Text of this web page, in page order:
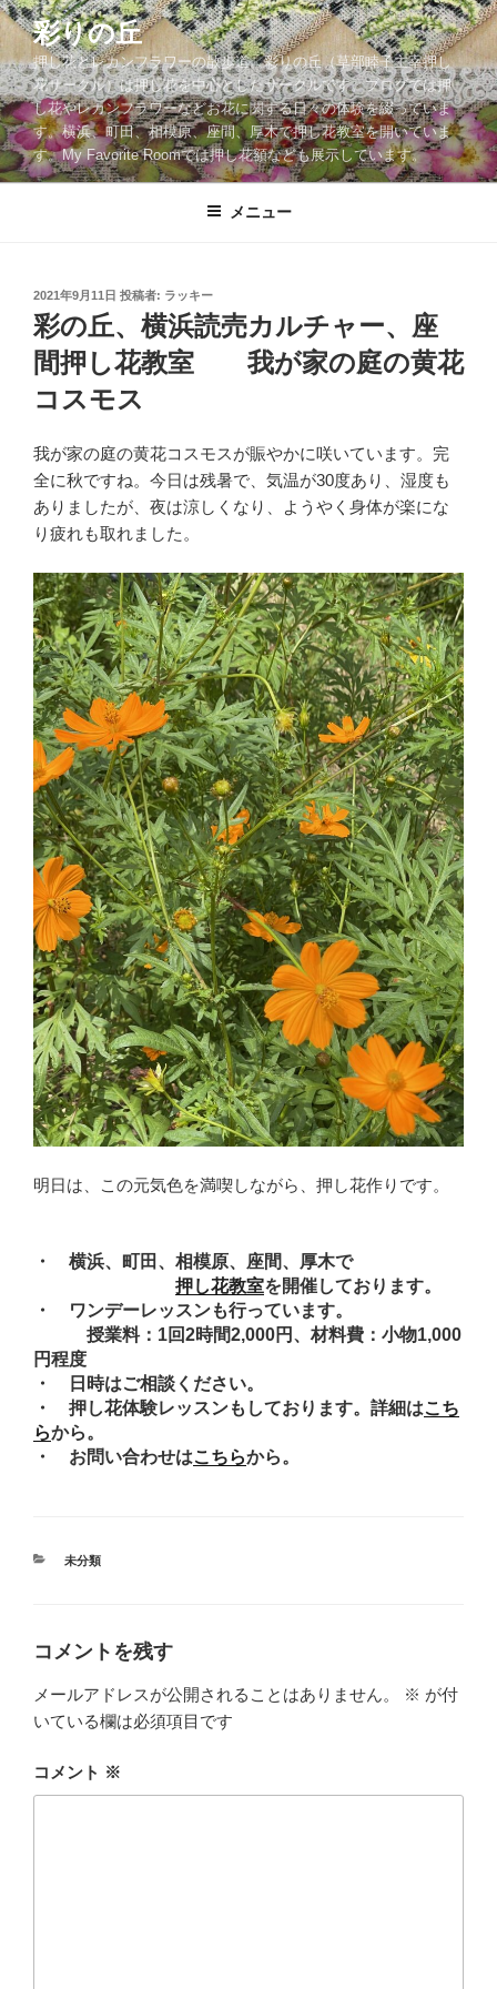
コ
ン
テ
ン
ツ
へ
ス
彩りの丘
押し花とレカンフラワーの散歩道。彩りの丘（草部睦子主宰押し
花サークル）は押し花を中心としたサークルです。ブログでは押
し花やレカンフラワーなどお花に関する日々の体験を綴っていま
す。横浜、町田、相模原、座間、厚木で押し花教室を開いていま
す。My Favorite Roomでは押し花額なども展示しています。
メニュー
投
稿
日:
2021年9月11日 投稿者: ラッキー
彩の丘、横浜読売カルチャー、座
間押し花教室 我が家の庭の黄花
コスモス
我が家の庭の黄花コスモスが賑やかに咲いています。完
全に秋ですね。今日は残暑で、気温が30度あり、湿度も
ありましたが、夜は涼しくなり、ようやく身体が楽にな
り疲れも取れました。
明日は、この元気色を満喫しながら、押し花作りです。
・ 横浜、町田、相模原、座間、厚木で
押し花教室を開催しております。
・ ワンデーレッスンも行っています。
授業料：1回2時間2,000円、材料費：小物1,000
円程度
・ 日時はご相談ください。
・ 押し花体験レッスンもしております。詳細はこち
らから。
・ お問い合わせはこちらから。
カ
未分類
コメントを残す
メールアドレスが公開されることはありません。 ※ が付
いている欄は必須項目です
コメント ※